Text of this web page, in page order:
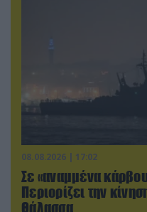
08.08.2026 | 17:02
Σε «αναμμένα
Περιορίζει την
Θάλασσα